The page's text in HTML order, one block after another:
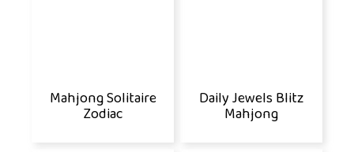
Mahjong Solitaire
Zodiac
Daily Jewels Blitz
Mahjong